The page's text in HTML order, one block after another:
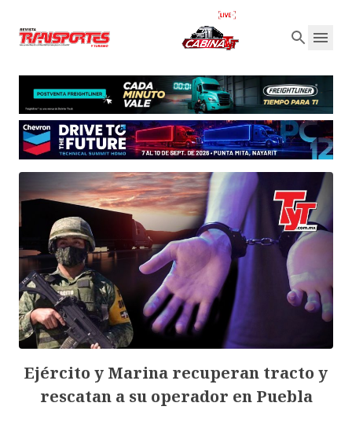
Ejército y Marina recuperan tracto y
rescatan a su operador en Puebla